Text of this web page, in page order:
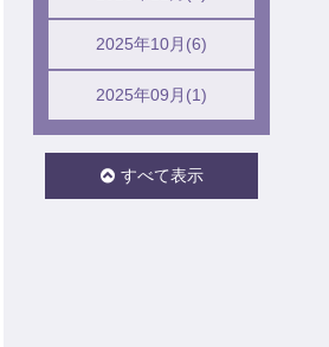
2025年10月(6)
2025年09月(1)
すべて表示